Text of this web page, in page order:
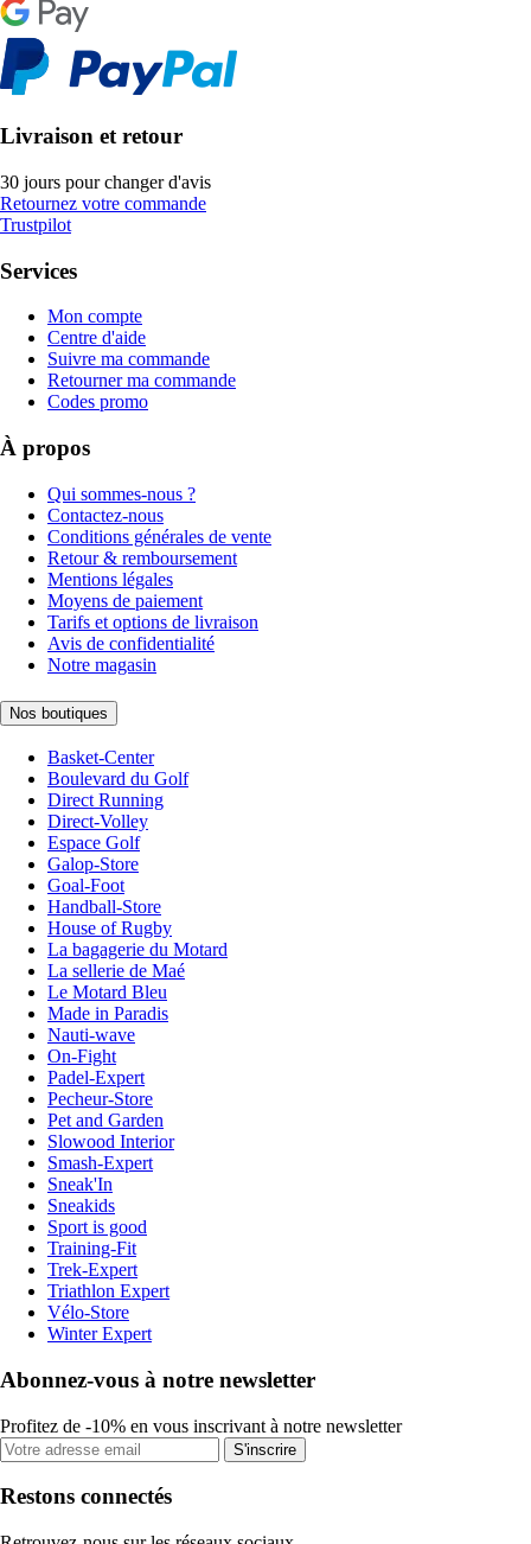
Livraison et retour
30 jours pour changer d'avis
Retournez votre commande
Trustpilot
Services
Mon compte
Centre d'aide
Suivre ma commande
Retourner ma commande
Codes promo
À propos
Qui sommes-nous ?
Contactez-nous
Conditions générales de vente
Retour & remboursement
Mentions légales
Moyens de paiement
Tarifs et options de livraison
Avis de confidentialité
Notre magasin
Nos boutiques
Basket-Center
Boulevard du Golf
Direct Running
Direct-Volley
Espace Golf
Galop-Store
Goal-Foot
Handball-Store
House of Rugby
La bagagerie du Motard
La sellerie de Maé
Le Motard Bleu
Made in Paradis
Nauti-wave
On-Fight
Padel-Expert
Pecheur-Store
Pet and Garden
Slowood Interior
Smash-Expert
Sneak'In
Sneakids
Sport is good
Training-Fit
Trek-Expert
Triathlon Expert
Vélo-Store
Winter Expert
Abonnez-vous à notre newsletter
Profitez de -10% en vous inscrivant à notre newsletter
S'inscrire
Restons connectés